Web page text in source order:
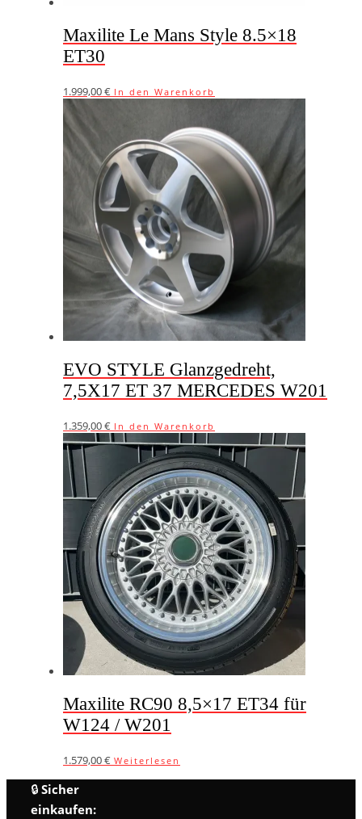
Maxilite Le Mans Style 8.5×18
ET30
1.999,00€ In den Warenkorb
EVO STYLE Glanzgedreht,
7,5X17 ET 37 MERCEDES W201
1.359,00€ In den Warenkorb
Maxilite RC90 8,5×17 ET34 für
W124 / W201
1.579,00€ Weiterlesen
🔒 Sicher
einkaufen: